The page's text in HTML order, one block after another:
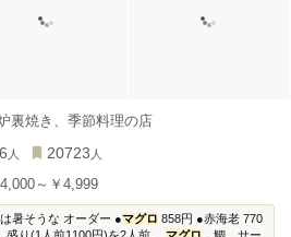
裏焼き、季節料理の店
人 20723 人
4,000～￥4,999
暑そうな オーダー ●マグロ 858円 ●赤海老 770